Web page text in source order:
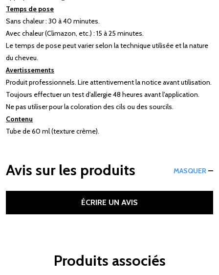
Temps de pose
Sans chaleur : 30 à 40 minutes.
Avec chaleur (Climazon, etc.) : 15 à 25 minutes.
Le temps de pose peut varier selon la technique utilisée et la nature
du cheveu.
Avertissements
Produit professionnels. Lire attentivement la notice avant utilisation.
Toujours effectuer un test d'allergie 48 heures avant l'application.
Ne pas utiliser pour la coloration des cils ou des sourcils.
Contenu
Tube de 60 ml (texture crème).
Avis sur les produits MASQUER
ÉCRIRE UN AVIS
Produits associés